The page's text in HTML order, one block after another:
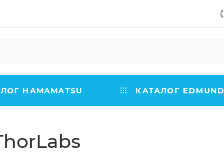
HAMAMATSU КАТАЛОГ EDMUND